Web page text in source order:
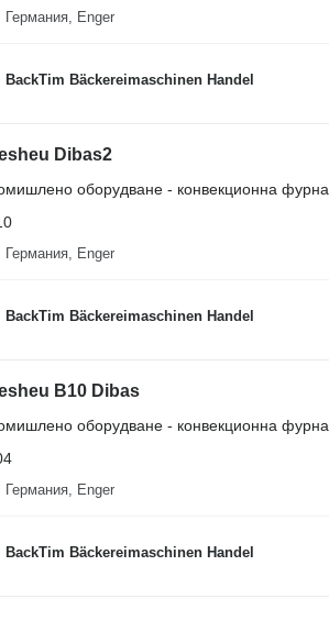
Германия, Enger
BackTim Bäckereimaschinen Handel
Dibas2
оборудване - конвекционна фурна
Германия, Enger
BackTim Bäckereimaschinen Handel
B10 Dibas
оборудване - конвекционна фурна
Германия, Enger
BackTim Bäckereimaschinen Handel